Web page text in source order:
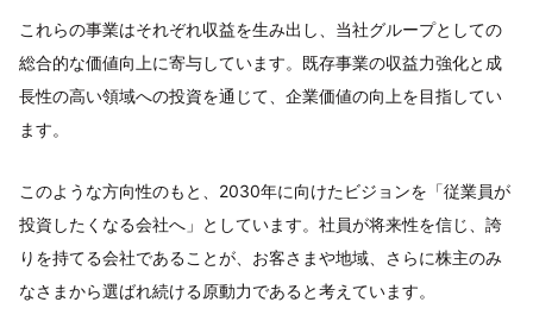
これらの事業はそれぞれ収益を生み出し、当社グループとしての
総合的な価値向上に寄与しています。既存事業の収益力強化と成
長性の高い領域への投資を通じて、企業価値の向上を目指してい
ます。
このような方向性のもと、2030年に向けたビジョンを「従業員が
投資したくなる会社へ」としています。社員が将来性を信じ、誇
りを持てる会社であることが、お客さまや地域、さらに株主のみ
なさまから選ばれ続ける原動力であると考えています。